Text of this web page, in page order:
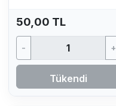
50,00 TL
- +
Tükendi